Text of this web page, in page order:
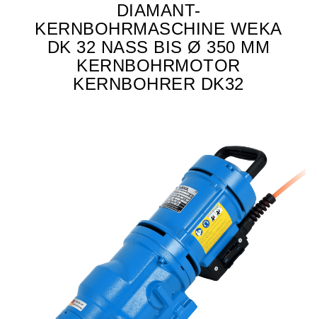
DIAMANT-
KERNBOHRMASCHINE WEKA
DK 32 NASS BIS Ø 350 MM
KERNBOHRMOTOR
KERNBOHRER DK32